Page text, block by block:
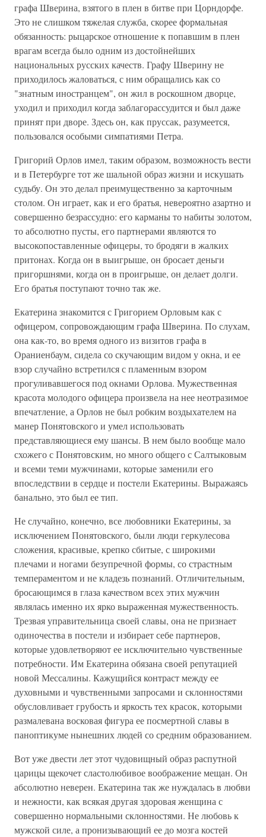
графа Шверина, взятого в плен в битве при Цорндорфе.
Это не слишком тяжелая служба, скорее формальная
обязанность: рыцарское отношение к попавшим в плен
врагам всегда было одним из достойнейших
национальных русских качеств. Графу Шверину не
приходилось жаловаться, с ним обращались как со
"знатным иностранцем", он жил в роскошном дворце,
уходил и приходил когда заблагорассудится и был даже
принят при дворе. Здесь он, как пруссак, разумеется,
пользовался особыми симпатиями Петра.
Григорий Орлов имел, таким образом, возможность вести
и в Петербурге тот же шальной образ жизни и искушать
судьбу. Он это делал преимущественно за карточным
столом. Он играет, как и его братья, невероятно азартно и
совершенно безрассудно: его карманы то набиты золотом,
то абсолютно пусты, его партнерами являются то
высокопоставленные офицеры, то бродяги в жалких
притонах. Когда он в выигрыше, он бросает деньги
пригоршнями, когда он в проигрыше, он делает долги.
Его братья поступают точно так же.
Екатерина знакомится с Григорием Орловым как с
офицером, сопровождающим графа Шверина. По слухам,
она как-то, во время одного из визитов графа в
Ораниенбаум, сидела со скучающим видом у окна, и ее
взор случайно встретился с пламенным взором
прогуливавшегося под окнами Орлова. Мужественная
красота молодого офицера произвела на нее неотразимое
впечатление, а Орлов не был робким воздыхателем на
манер Понятовского и умел использовать
представляющиеся ему шансы. В нем было вообще мало
схожего с Понятовским, но много общего с Салтыковым
и всеми теми мужчинами, которые заменили его
впоследствии в сердце и постели Екатерины. Выражаясь
банально, это был ее тип.
Не случайно, конечно, все любовники Екатерины, за
исключением Понятовского, были люди геркулесова
сложения, красивые, крепко сбитые, с широкими
плечами и ногами безупречной формы, со страстным
темпераментом и не кладезь познаний. Отличительным,
бросающимся в глаза качеством всех этих мужчин
являлась именно их ярко выраженная мужественность.
Трезвая управительница своей славы, она не признает
одиночества в постели и избирает себе партнеров,
которые удовлетворяют ее исключительно чувственные
потребности. Им Екатерина обязана своей репутацией
новой Мессалины. Кажущийся контраст между ее
духовными и чувственными запросами и склонностями
обусловливает грубость и яркость тех красок, которыми
размалевана восковая фигура ее посмертной славы в
паноптикуме нынешних людей со средним образованием.
Вот уже двести лет этот чудовищный образ распутной
царицы щекочет сластолюбивое воображение мещан. Он
абсолютно неверен. Екатерина так же нуждалась в любви
и нежности, как всякая другая здоровая женщина с
совершенно нормальными склонностями. Не любовь к
мужской силе, а пронизывающий ее до мозга костей